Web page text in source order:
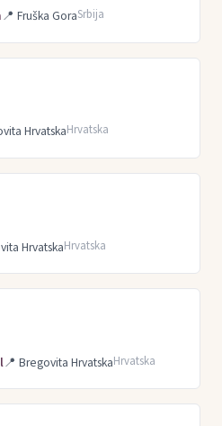
📍 Fruška GoraSrbija
HrvatskaHrvatska
HrvatskaHrvatska
📍 Bregovita HrvatskaHrvatska